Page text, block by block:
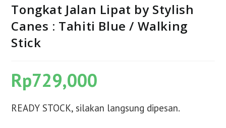
Tongkat Jalan Lipat by Stylish
Canes : Tahiti Blue / Walking
Stick
Rp729,000
READY STOCK, silakan langsung dipesan.